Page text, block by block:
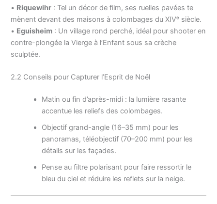
• Riquewihr : Tel un décor de film, ses ruelles pavées te
mènent devant des maisons à colombages du XIVᵉ siècle.
• Eguisheim : Un village rond perché, idéal pour shooter en
contre-plongée la Vierge à l’Enfant sous sa crèche
sculptée.
2.2 Conseils pour Capturer l’Esprit de Noël
Matin ou fin d’après-midi : la lumière rasante
accentue les reliefs des colombages.
Objectif grand-angle (16–35 mm) pour les
panoramas, téléobjectif (70–200 mm) pour les
détails sur les façades.
Pense au filtre polarisant pour faire ressortir le
bleu du ciel et réduire les reflets sur la neige.